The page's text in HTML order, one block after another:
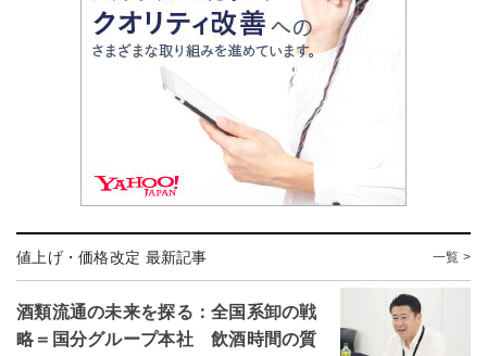
値上げ・価格改定 最新記事 一覧 >
酒類流通の未来を探る：全国系卸の戦
略＝国分グループ本社 飲酒時間の質